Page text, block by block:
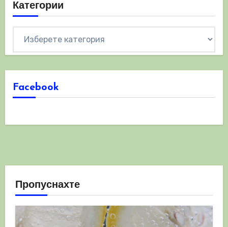
Категории
Facebook
Пропуснахте